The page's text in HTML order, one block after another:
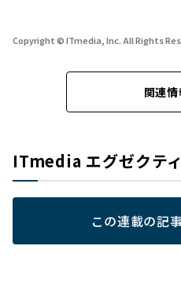
Copyright © ITmedia, Inc. All Rights
関連情
ITmedia エグゼクテ
この連載の記